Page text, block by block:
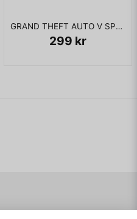
GRAND THEFT AUTO V SPECIAL EDITION PS3
299 kr